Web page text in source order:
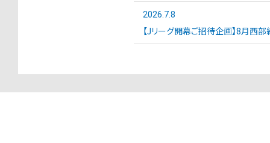
2026.7.8
【Jリーグ開幕ご招待企画】8月西